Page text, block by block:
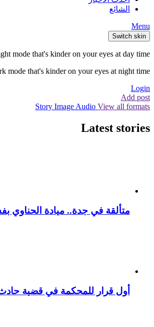
الشائع
Menu
Switch skin
mode that's kinder on your eyes at day time.
mode that's kinder on your eyes at night time.
Login
Add post
Story Image Audio View all formats
Latest stories
متألقة في جدة.. ميادة الحناوي
أول قرار للمحكمة في قضية حادث